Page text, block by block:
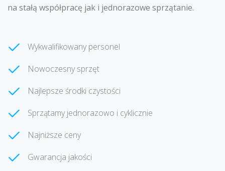
na stałą współpracę jak i jednorazowe sprzątanie.
Wykwalifikowany personel
Nowoczesny sprzęt
Najlepsze środki czystości
Sprzątamy jednorazowo i cyklicznie
Najniższe ceny
Gwarancja jakości